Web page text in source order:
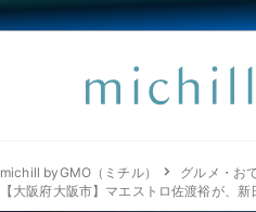
michill byGMO（ミチル）
グルメ・お
【大阪府大阪市】マエストロ佐渡裕が、